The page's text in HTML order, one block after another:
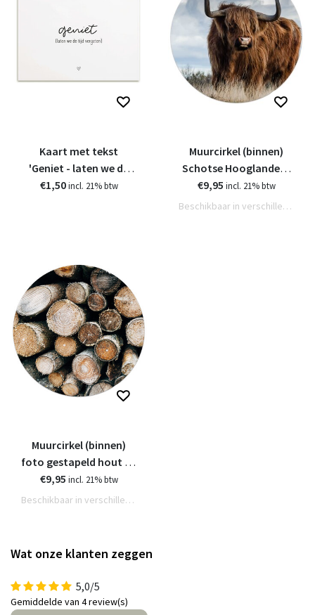
Kaart met tekst
'Geniet - laten we de
tijd vergeten'
€1,50 incl. 21% btw
Muurcirkel (binnen)
Schotse Hooglander -
in 3 formaten
€9,95 incl. 21% btw
Beschikbaar in verschillende varianten
Muurcirkel (binnen)
foto gestapeld hout - 3
formaten
€9,95 incl. 21% btw
Beschikbaar in verschillende varianten
Wat onze klanten zeggen
5,0/5
Gemiddelde van 4 review(s)